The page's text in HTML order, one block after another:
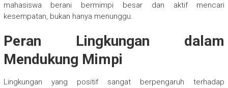
mahasiswa berani bermimpi besar dan aktif mencari
kesempatan, bukan hanya menunggu.
Peran Lingkungan dalam
Mendukung Mimpi
Lingkungan yang positif sangat berpengaruh terhadap